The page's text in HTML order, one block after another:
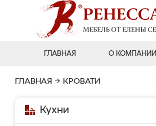
ГЛАВНАЯ О КОМПАНИИ
ГЛАВНАЯ → КРОВАТИ
Кухни